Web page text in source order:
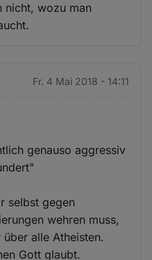
nicht, wozu man
Fr. 4 Mai 2018 - 14:11
genauso aggressiv
selbst gegen
wehren muss,
alle Atheisten.
Gott glaubt.